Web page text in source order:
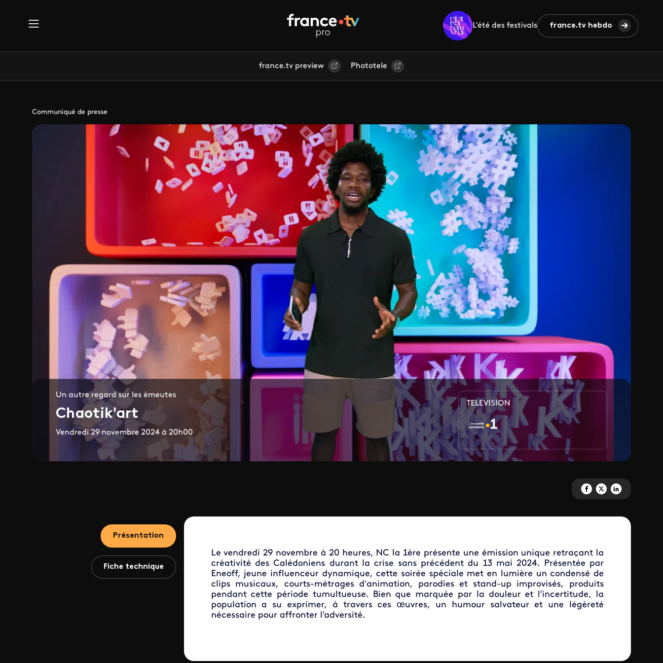
L'été des festivals france.tv hebdo
france.tv preview Phototele
Communiqué de presse
Un autre regard sur les émeutes
Chaotik'art
Vendredi 29 novembre 2024 à 20h00
TELEVISION
Partagez 'Chaotik'art' sur
Partagez 'Chaotik'art' sur
Partagez
Présentation
Fiche technique
Le vendredi 29 novembre à 20 heures, NC la 1ère présente une émission unique retraçant la
créativité des Calédoniens durant la crise sans précédent du 13 mai 2024. Présentée par
Eneoff, jeune influenceur dynamique, cette soirée spéciale met en lumière un condensé de
clips musicaux, courts-métrages d’animation, parodies et stand-up improvisés, produits
pendant cette période tumultueuse. Bien que marquée par la douleur et l'incertitude, la
population a su exprimer, à travers ces œuvres, un humour salvateur et une légèreté
nécessaire pour affronter l'adversité.